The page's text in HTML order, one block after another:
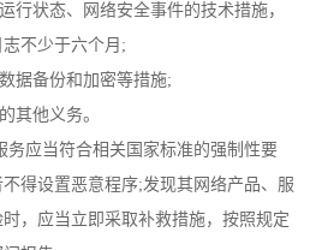
状态、网络安全事件的技术措施，
不少于六个月;
备份和加密等措施;
他义务。
应当符合相关国家标准的强制性要
得设置恶意程序;发现其网络产品、服
，应当立即采取补救措施，按照规定